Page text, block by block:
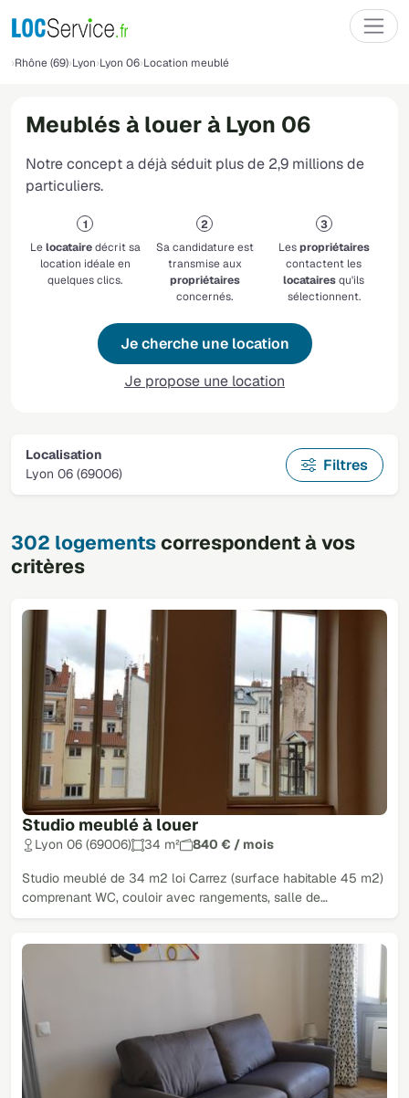
Rhône (69) Lyon Lyon 06 Location meublé
Meublés à louer à Lyon 06
Notre concept a déjà séduit plus de 2,9 millions de
particuliers.
Lelocatairedécrit sa
location idéale en
quelques clics.
Sa candidature est
transmise aux
propriétaires
concernés.
Lespropriétaires
contactent les
locatairesqu'ils
sélectionnent.
Je cherche une location
Je propose une location
Localisation
Lyon 06 (69006)
Filtres
302 logementscorrespondent à vos
critères
Studio meublé à louer
Lyon 06 (69006) 34 m² 840 € / mois
Studio meublé de 34 m2 loi Carrez (surface habitable 45 m2)
comprenant WC, couloir avec rangements, salle de…